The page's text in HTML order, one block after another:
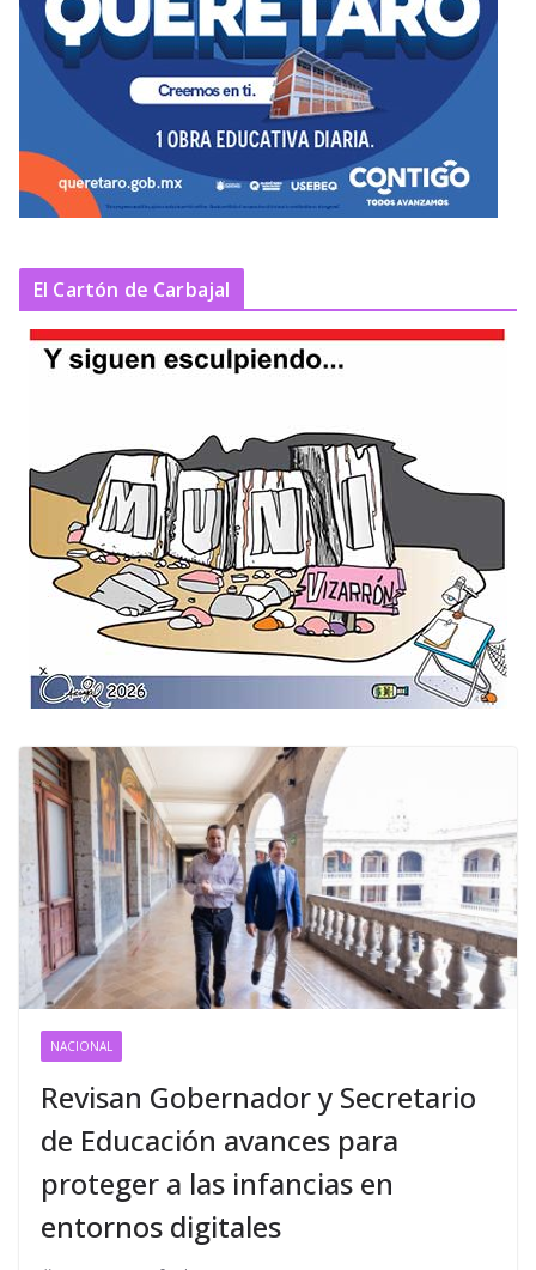
El Cartón de Carbajal
NACIONAL
Revisan Gobernador y Secretario
de Educación avances para
proteger a las infancias en
entornos digitales